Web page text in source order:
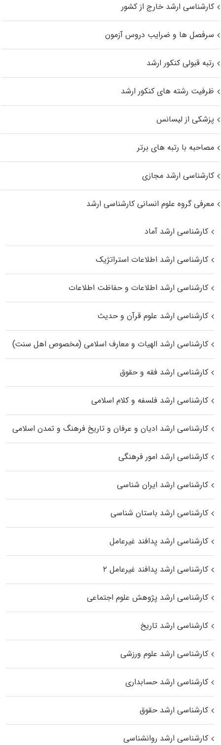
کارشناسی ارشد خارج از کشور
سرفصل ها و ضرایب دروس آزمون
رتبه قبولی کنکور ارشد
ظرفیت رشته های کنکور ارشد
پزشکی از لیسانس
مصاحبه با رتبه های برتر
کارشناسی ارشد مجازی
معرفی گروه علوم انسانی کارشناسی ارشد
کارشناسی ارشد آماد
کارشناسی ارشد اطلاعات استراتژیک
کارشناسی ارشد اطلاعات و حفاظت اطلاعات
کارشناسی ارشد علوم قرآن و حدیث
کارشناسی ارشد الهیات و معارف اسلامی (مخصوص اهل سنت)
کارشناسی ارشد فقه و حقوق
کارشناسی ارشد فلسفه و کلام اسلامی
کارشناسی ارشد ادیان و عرفان و تاریخ فرهنگ و تمدن اسلامی
کارشناسی ارشد امور فرهنگی
کارشناسی ارشد ایران شناسی
کارشناسی ارشد باستان شناسی
کارشناسی ارشد پدافند غیرعامل
کارشناسی ارشد پدافند غیرعامل ۲
کارشناسی ارشد پژوهش علوم اجتماعی
کارشناسی ارشد تاریخ
کارشناسی ارشد علوم ورزشی
کارشناسی ارشد حسابداری
کارشناسی ارشد حقوق
کارشناسی ارشد روانشناسی